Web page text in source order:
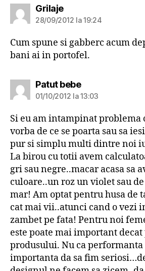
Grilajespune:
28/09/2012 la 19:24
Cum spune si gabberc acum
bani ai in portofel.
Patut bebespune:
01/10/2012 la 13:03
Si eu am intampinat problema
vorba de ce se poarta sau sa
pur si simplu multi dintre noi
La birou cu totii avem
gri sau negre..macar acasa sa
culoare..un roz un violet sau
mar! Am optat pentru husa de
cat mai vii..atunci cand o vezi
zambet pe fata! Pentru noi
este poate mai important
produsului. Nu ca
importanta da sa fim